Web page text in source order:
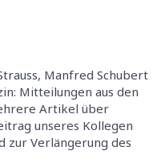
Manfred Schubert
Mitteilungen aus den
Artikel über
unseres Kollegen
zur Verlängerung des